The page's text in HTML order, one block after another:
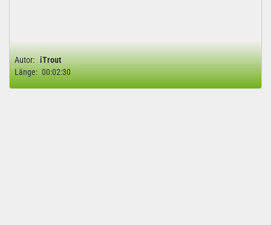
Autor: iTrout
Länge: 00:02:30